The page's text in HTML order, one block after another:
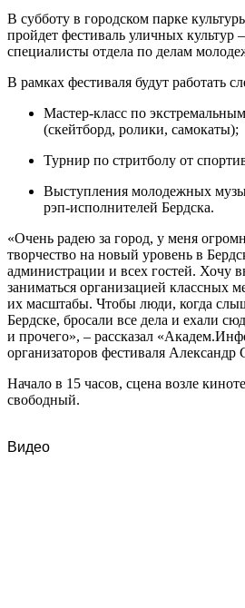
В субботу в городском парке
пройдет фестиваль уличных культур
специалисты отдела по делам
В рамках фестиваля будут работать
Мастер-класс по
(скейтборд, ролики, самокаты);
Турнир по стритболу от
Выступления молодежных
рэп-исполнителей Бердска.
«Очень радею за город, у меня
творчество на новый уровень в
администрации и всех гостей. Хочу
заниматься организацией классных
их масштабы. Чтобы люди, когда
Бердске, бросали все дела и ехали
и прочего», – рассказал
организаторов фестиваля Александр
Начало в 15 часов, сцена возле
свободный.
Видео